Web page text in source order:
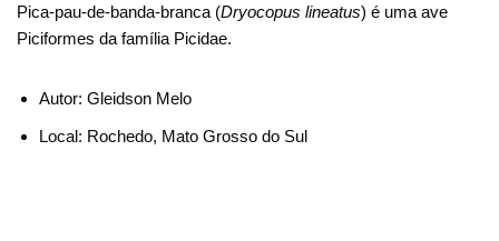
Pica-pau-de-banda-branca (Dryocopus lineatus) é uma ave
Piciformes da família Picidae.
Autor: Gleidson Melo
Local: Rochedo, Mato Grosso do Sul